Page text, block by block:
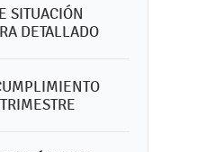
SITUACIÓN
DETALLADO